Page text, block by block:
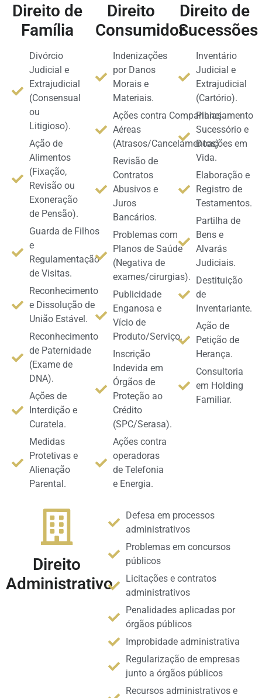
Direito de
Família
Divórcio
Judicial e
Extrajudicial
(Consensual
ou
Litigioso).
Ação de
Alimentos
(Fixação,
Revisão ou
Exoneração
de Pensão).
Guarda de Filhos
e
Regulamentação
de Visitas.
Reconhecimento
e Dissolução de
União Estável.
Reconhecimento
de Paternidade
(Exame de
DNA).
Ações de
Interdição e
Curatela.
Medidas
Protetivas e
Alienação
Parental.
Direito
Consumidor
Indenizações
por Danos
Morais e
Materiais.
Ações contra Companhias
Aéreas
(Atrasos/Cancelamentos).
Revisão de
Contratos
Abusivos e
Juros
Bancários.
Problemas com
Planos de Saúde
(Negativa de
exames/cirurgias).
Publicidade
Enganosa e
Vício de
Produto/Serviço.
Inscrição
Indevida em
Órgãos de
Proteção ao
Crédito
(SPC/Serasa).
Ações contra
operadoras
de Telefonia
e Energia.
Direito de
Sucessões
Inventário
Judicial e
Extrajudicial
(Cartório).
Planejamento
Sucessório e
Doações em
Vida.
Elaboração e
Registro de
Testamentos.
Partilha de
Bens e
Alvarás
Judiciais.
Destituição
de
Inventariante.
Ação de
Petição de
Herança.
Consultoria
em Holding
Familiar.
Direito
Administrativo
Defesa em processos
administrativos
Problemas em concursos
públicos
Licitações e contratos
administrativos
Penalidades aplicadas por
órgãos públicos
Improbidade administrativa
Regularização de empresas
junto a órgãos públicos
Recursos administrativos e